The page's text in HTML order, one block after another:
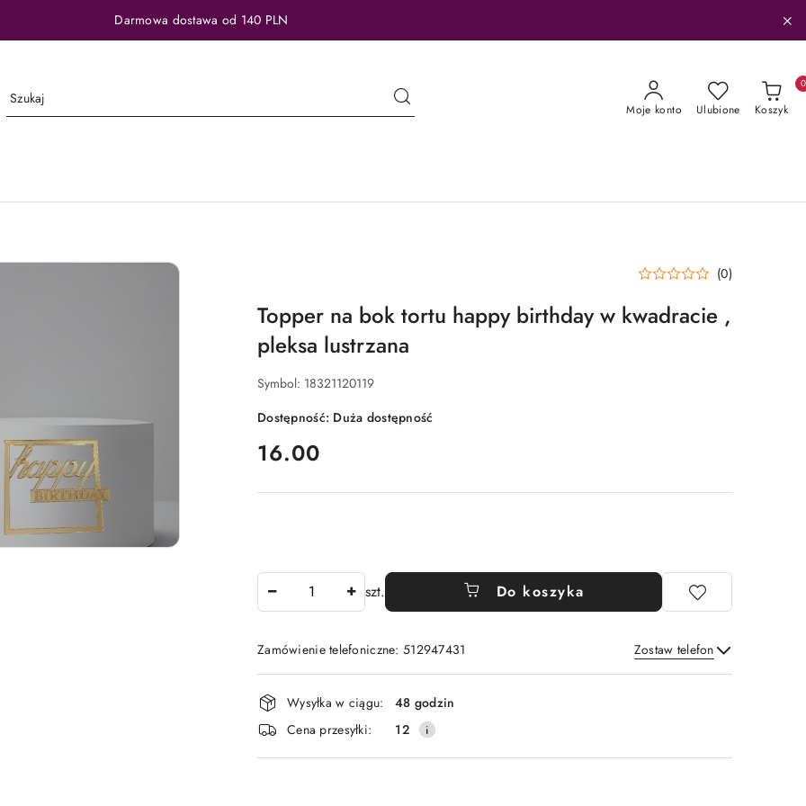
Darmowa dostawa od 140 PLN
Moje konto Ulubione Koszyk
0
(0)
Topper na bok tortu happy birthday w kwadracie ,
pleksa lustrzana
Symbol: 18321120119
Dostępność: Duża dostępność
cena:
16.00
szt. Do koszyka
Zamówienie telefoniczne: 512947431 Zostaw telefon
Wyślij
Dostępność
i
dostawa
Wysyłka w ciągu:
48 godzin
Cena przesyłki:
12